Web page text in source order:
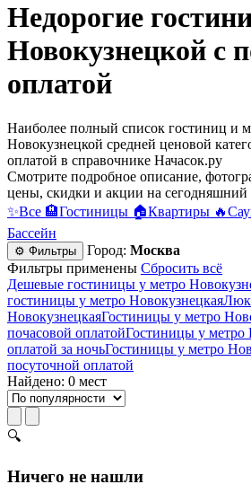
Недорогие
Новокузнецкой c
оплатой
Наиболее полный список гостиниц и
Новокузнецкой средней ценовой
оплатой в справочнике Начасок.ру
Смотрите подробное описание,
цены, скидки и акции на сегодняшний
✨Все 🏨Гостиницы 🏠Квартиры 🔥
Бассейн
⚙ Фильтры Город: Москва
Фильтры применены Сбросить всё
Дешевые гостиницы у метро
гостиницы у метро Новокузнецкая
НовокузнецкаяГостиницы у метро
почасовой оплатойГостиницы у метро
оплатой за ночьГостиницы у метро
посуточной оплатой
Найдено: 0 мест
🔍
Ничего не нашли